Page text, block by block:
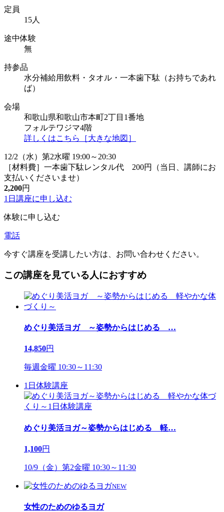
定員
15人
途中体験
無
持参品
水分補給用飲料・タオル・一本歯下駄（お持ちであれ
ば）
会場
和歌山県和歌山市本町2丁目1番地
フォルテワジマ4階
詳しくはこちら［大きな地図］
12/2（水）第2水曜 19:00～20:30
［材料費］一本歯下駄レンタル代 200円（当日、講師にお
支払いくださいませ）
2,200円
1日講座に申し込む
体験に申し込む
電話
今すぐ講座を受講したい方は、お問い合わせください。
この講座を見ている人におすすめ
めぐり美活ヨガ ～姿勢からはじめる …
14,850円
毎週金曜 10:30～11:30
1日体験講座
めぐり美活ヨガ～姿勢からはじめる 軽…
1,100円
10/9（金）第2金曜 10:30～11:30
NEW
女性のためのゆるヨガ